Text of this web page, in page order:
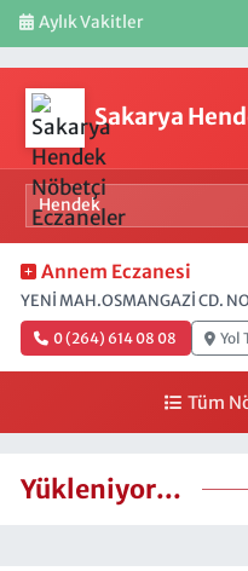
Aylık Vakitler
Sakarya
Annem Eczanesi
YENİ MAH.OSMANGAZİ CD.
0 (264) 614 08 08 Yol
Tüm
Yükleniyor...